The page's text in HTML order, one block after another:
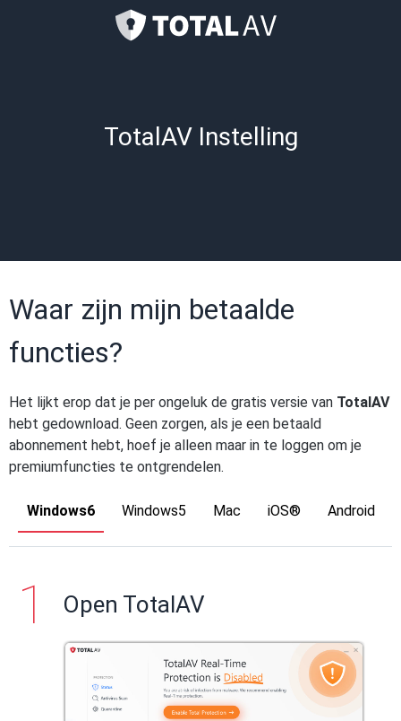
TotalAV Instelling
Waar zijn mijn betaalde
functies?
Het lijkt erop dat je per ongeluk de gratis versie van TotalAV
hebt gedownload. Geen zorgen, als je een betaald
abonnement hebt, hoef je alleen maar in te loggen om je
premiumfuncties te ontgrendelen.
Windows6 Windows5 Mac iOS® Android
Open TotalAV